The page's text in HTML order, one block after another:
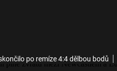
po remíze 4:4 dělbou bodů